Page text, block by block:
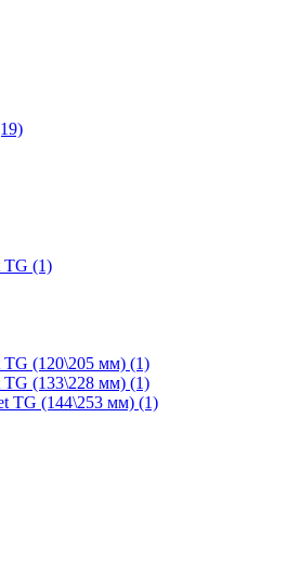
TG (1)
TG (120\205 мм) (1)
TG (133\228 мм) (1)
TG (144\253 мм) (1)